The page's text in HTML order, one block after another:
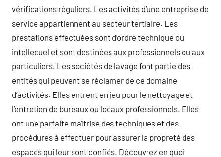
vérifications réguliers. Les activités d’une entreprise de
service appartiennent au secteur tertiaire. Les
prestations effectuées sont d’ordre technique ou
intellecuel et sont destinées aux professionnels ou aux
particuliers. Les sociétés de lavage font partie des
entités qui peuvent se réclamer de ce domaine
d’activités. Elles entrent en jeu pour le nettoyage et
l’entretien de bureaux ou locaux professionnels. Elles
ont une parfaite maîtrise des techniques et des
procédures à effectuer pour assurer la propreté des
espaces qui leur sont confiés. Découvrez en quoi